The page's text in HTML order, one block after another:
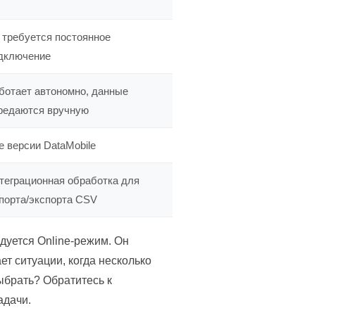
постоянное
автономно, данные
вручную
версии DataMobile
обработка для
экспорта CSV
Online-режим. Он
ситуации, когда несколько
Обратитесь к